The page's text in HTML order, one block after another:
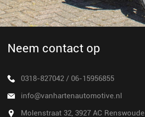
Neem contact op
0318-827042 / 06-15956855
info@vanhartenautomotive.nl
Molenstraat 32, 3927 AC Renswoude